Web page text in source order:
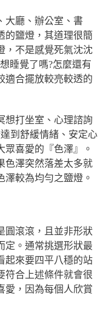
大廳、辦公室、書
的鹽燈，其道理很簡
，不是感覺死氣沈沈
睡覺了嗎?怎麼還有
合擺放較亮較透的
打坐室、心理諮詢
到舒緩情緒、安定心
眾喜愛的『色澤』。
色澤突然落差太多就
澤較為均勻之鹽燈。
圓滾滾，且並非形狀
定。通常挑選形狀最
起來要四平八穩的站
符合上述條件就會很
愛，因為每個人欣賞